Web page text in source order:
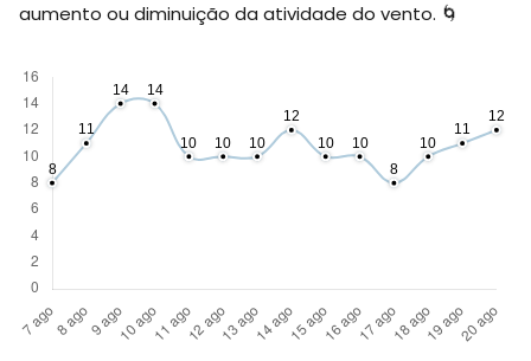
aumento ou diminuição da atividade do vento. 🌀